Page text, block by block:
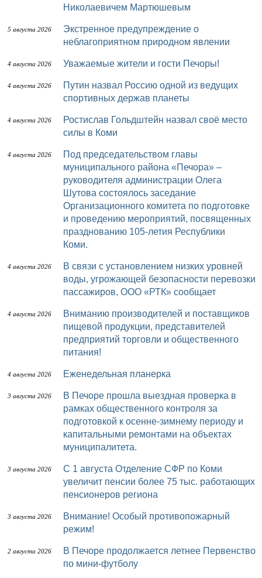
Николаевичем Мартюшевым
5 августа 2026
Экстренное предупреждение о
неблагоприятном природном явлении
4 августа 2026 Уважаемые жители и гости Печоры!
4 августа 2026
Путин назвал Россию одной из ведущих
спортивных держав планеты
4 августа 2026
Ростислав Гольдштейн назвал своё место
силы в Коми
4 августа 2026
Под председательством главы
муниципального района «Печора» –
руководителя администрации Олега
Шутова состоялось заседание
Организационного комитета по подготовке
и проведению мероприятий, посвященных
празднованию 105-летия Республики
Коми.
4 августа 2026
В связи с установлением низких уровней
воды, угрожающей безопасности перевозки
пассажиров, ООО «РТК» сообщает
4 августа 2026
Вниманию производителей и поставщиков
пищевой продукции, представителей
предприятий торговли и общественного
питания!
4 августа 2026 Еженедельная планерка
3 августа 2026
В Печоре прошла выездная проверка в
рамках общественного контроля за
подготовкой к осенне-зимнему периоду и
капитальными ремонтами на объектах
муниципалитета.
3 августа 2026
С 1 августа Отделение СФР по Коми
увеличит пенсии более 75 тыс. работающих
пенсионеров региона
3 августа 2026
Внимание! Особый противопожарный
режим!
2 августа 2026
В Печоре продолжается летнее Первенство
по мини-футболу